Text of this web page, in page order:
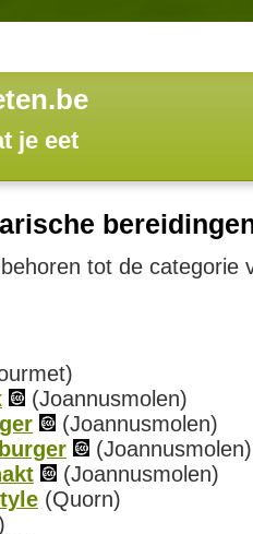
je eet
tot de categorie
(Joannusmolen)
(Joannusmolen)
(Joannusmolen)
(Joannusmolen)
(Quorn)